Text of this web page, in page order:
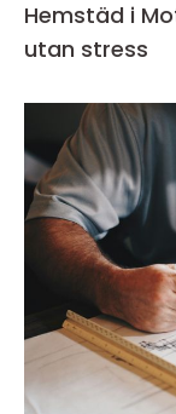
Hemstäd i
utan stress